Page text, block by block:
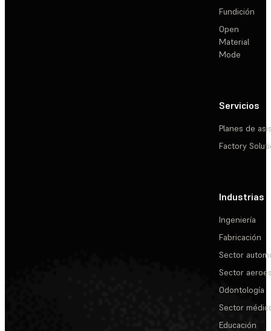
Fundición
Open
Material
Mode
Servicios
Planes de
Factory
Industrias
Ingeniería
Fabricación
Sector
Sector
Odontología
Sector
Educación